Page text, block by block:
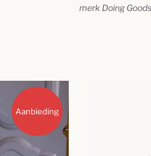
merk Doing Goods
Aanbieding